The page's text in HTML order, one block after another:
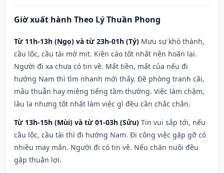
Giờ xuất hành Theo Lý Thuần Phong
Từ 11h-13h (Ngọ) và từ 23h-01h (Tý) Mưu sự khó thành,
cầu lộc, cầu tài mờ mịt. Kiện cáo tốt nhất nên hoãn lại.
Người đi xa chưa có tin về. Mất tiền, mất của nếu đi
hướng Nam thì tìm nhanh mới thấy. Đề phòng tranh cãi,
mâu thuẫn hay miệng tiếng tầm thường. Việc làm chậm,
lâu la nhưng tốt nhất làm việc gì đều cần chắc chắn.
Từ 13h-15h (Mùi) và từ 01-03h (Sửu) Tin vui sắp tới, nếu
cầu lộc, cầu tài thì đi hướng Nam. Đi công việc gặp gỡ có
nhiều may mắn. Người đi có tin về. Nếu chăn nuôi đều
gặp thuận lợi.